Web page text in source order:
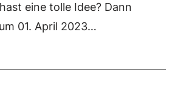
eine tolle Idee? Dann
01. April 2023…